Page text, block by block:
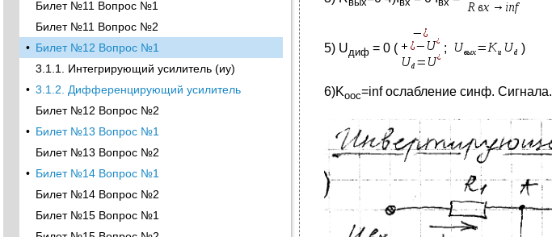
Билет №11 Вопрос №1
Билет №11 Вопрос №2
• Билет №12 Вопрос №1
3.1.1. Интегрирующий усилитель (иу)
• 3.1.2. Дифференцирующий усилитель
Билет №12 Вопрос №2
• Билет №13 Вопрос №1
Билет №13 Вопрос №2
• Билет №14 Вопрос №1
Билет №14 Вопрос №2
Билет №15 Вопрос №1
5) Uдиф = 0 ( ; )
6)Kоос=inf ослабление синф. Сигнала.